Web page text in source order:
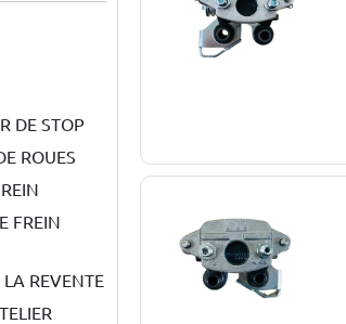
DE STOP
ROUES
FREIN
LA REVENTE